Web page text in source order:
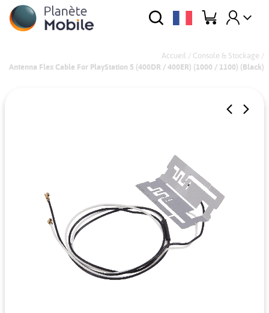
Accueil / Console & Stockage /
Antenna Flex Cable For PlayStation 5 (400DR / 400ER) (1000 / 1100) (Black)